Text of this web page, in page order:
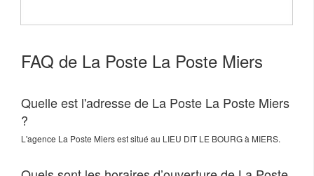
FAQ de La Poste La Poste Miers
Quelle est l'adresse de La Poste La Poste Miers
?
L'agence La Poste Miersest situé au LIEU DIT LE BOURGà MIERS.